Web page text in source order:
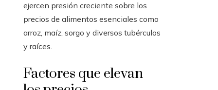
ejercen presión creciente sobre los
precios de alimentos esenciales como
arroz, maíz, sorgo y diversos tubérculos
y raíces.
Factores que elevan